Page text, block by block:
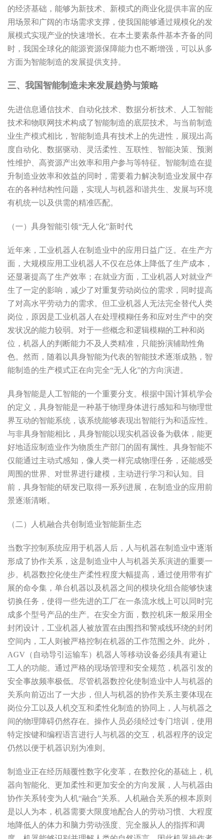
的经济基础，能够为新技术、新模式的商业化提供丰富的应
用场景和广阔的市场需求支撑，使我国能够通过规模化的发
展模式实现产业的快速增长。在本土要素条件基本齐备的同
时，我国全球化的能源资源保障能力也不断增强，可以从多
方面为智能制造的发展提供支持。
三、我国智能制造未来发展趋势与策略
先进信息通信技术、自动化技术、数据分析技术、人工智能
技术和物联网技术构成了智能制造的底层技术。与当前制造
业生产模式相比，智能制造具有技术上的先进性，展现出高
度自动化、数据驱动、灵活柔性、互联性、智能决策、预测
性维护、高资源产出效率和用户参与等特征。智能制造在提
升制造业效率和效益的同时，需要着力解决制造业发展中存
在的各种结构性问题，实现人与机器和谐共生、发展与环境
有机统一以及供需的精准匹配。
（一）具身智能引领“无人化”新时代
近年来，工业机器人在制造业中的应用日益广泛。在生产方
面，大规模应用工业机器人不仅在总体上降低了生产成本，
还显著提高了生产效率；在就业方面，工业机器人对就业产
生了一定的影响，减少了对重复劳动岗位的需求，同时提高
了对高水平劳动力的需求。但工业机器人无法完全替代人类
岗位，原因是工业机器人在处理模糊任务和应对生产中的突
发状况的能力较弱。对于一些概念和逻辑模糊的工种和岗
位，机器人的判断能力不及人类精准，只能扮演辅助性角
色。然而，随着以具身智能为代表的智能技术逐渐成熟，智
能制造的生产模式正在向完全“无人化”的方向演进。
具身智能是人工智能的一个重要分支。根据中国计算机学会
的定义，具身智能是一种基于物理身体进行感知和与物理世
界互动的智能系统，该系统能够表现出智能行为和适应性。
与非具身智能相比，具身智能以现实机器设备为载体，能更
好地适应制造业作为物质生产部门的固有属性。具身智能不
仅能通过主动式感知，像人类一样完成物理任务，还能感受
周围的世界、对世界进行建模，主动进行学习和认知。目
前，具身智能的研发已取得一系列进展，在制造业的应用前
景逐渐清晰。
（二）人机融合共创制造业智能新生态
当数字控制系统应用于机器人后，人与机器在制造业中逐渐
形成了协作关系，这是制造业中人与机器关系演进的重要一
步。机器数控化使生产柔性程度大幅提高，通过使用带有扩
展的命令集，单台机器以及机器之间的模块化组合能够快速
切换任务，使得一些先进的工厂在一条流水线上可以同时完
成多个型号产品的生产。在安全方面，数控机床一般采用全
封闭设计，工业机器人被放置在由围挡和警戒线环绕的封闭
空间内，工人则被严格控制在机器的工作范围之外。此外，
AGV（自动导引运输车）机器人等移动设备必须具有避让
工人的功能。通过严格的现场管理和安全规范，机器引发的
安全事故频率极低。尽管机器数控化使制造业中人与机器的
关系向前迈出了一大步，但人与机器的协作关系主要体现在
岗位分工以及人机交互和柔性化制造的协同上，人与机器之
间的物理障碍仍然存在。操作人员必须经过专门培训，使用
特定按键和编程语言进行人与机器的交互，机器程序的设定
仍然以便于机器识别为准则。
制造业正在经历颠覆性数字化变革，在数控化的基础上，机
器向智能化、更加柔性和更加安全的方向发展，人与机器由
协作关系转变为人机“融合”关系。人机融合关系的根本原则
是以人为本，机器需要大限度地配合人的劳动习惯、大程度
地降低人的体力和脑力劳动强度、完全服从人的指挥和调